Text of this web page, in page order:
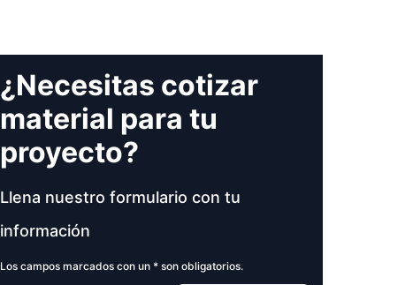
¿Necesitas cotizar
material para tu
proyecto?
Llena nuestro formulario con tu
información
Los campos marcados con un * son obligatorios.